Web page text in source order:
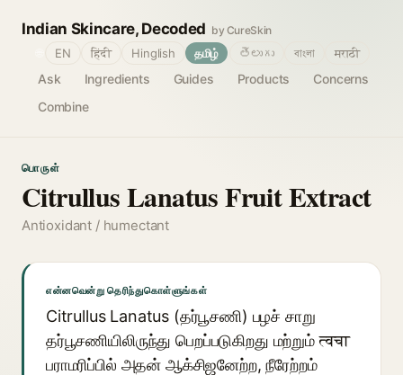
Indian Skincare, Decoded by CureSkin
Ask Ingredients Guides Products
Concerns
Combine
EN हिंदी Hinglish தமிழ் తెలుగు বাংলা मराठी
பொருள்
Citrullus Lanatus Fruit Extract
Antioxidant / humectant
என்னவென்று தெரிந்துகொள்ளுங்கள்
Citrullus Lanatus (தர்பூசணி) பழச் சாறு
தர்பூசணியிலிருந்து பெறப்படுகிறது மற்றும் त्वचा
பராமரிப்பில் அதன் ஆக்சிஜனேற்ற, நீரேற்றம்